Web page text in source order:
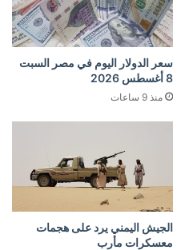
سعر الدولار اليوم في مصر السبت
8 أغسطس 2026
منذ 9 ساعات
الجيش اليمني يرد على هجمات
معسكرات مأرب